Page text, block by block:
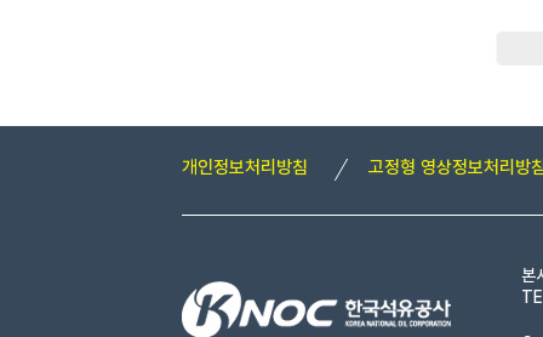
개인정보처리방침 고정형 영상정보처리방
본